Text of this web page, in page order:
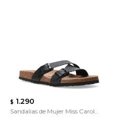
$ 1.290
Sandalias de Mujer Miss Carol